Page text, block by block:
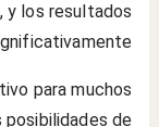
y los resultados
para muchos
posibilidades de